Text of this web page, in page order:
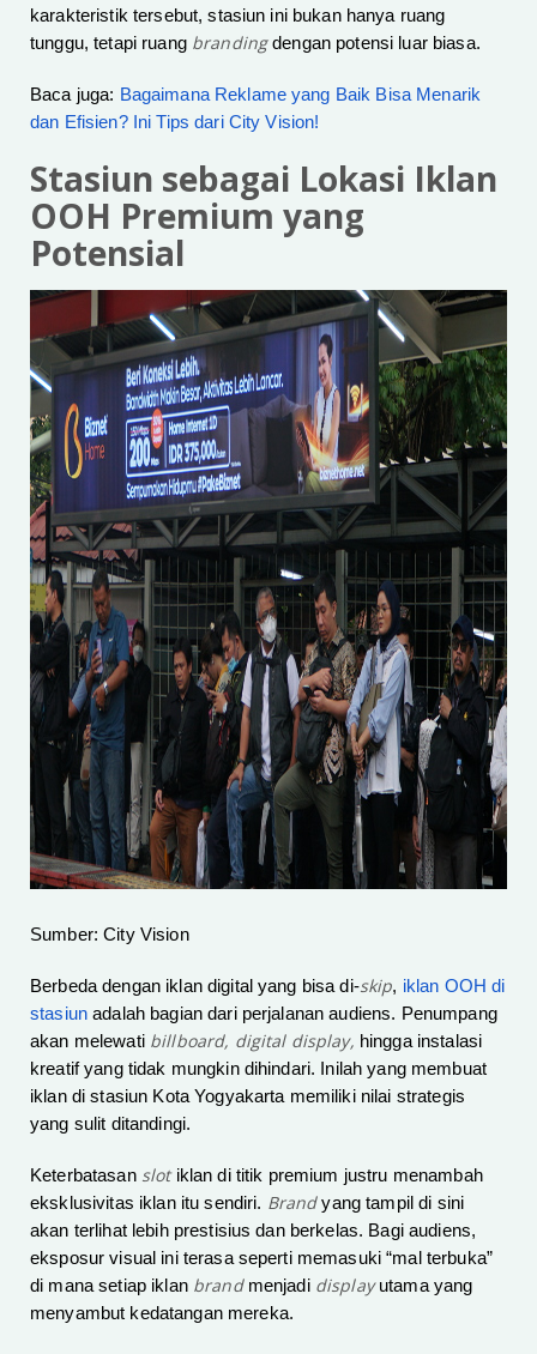
karakteristik tersebut, stasiun ini bukan hanya ruang
tunggu, tetapi ruang brandingdengan potensi luar biasa.
Baca juga: Bagaimana Reklame yang Baik Bisa Menarik
dan Efisien? Ini Tips dari City Vision!
Stasiun sebagai Lokasi Iklan
OOH Premium yang
Potensial
Sumber: City Vision
Berbeda dengan iklan digital yang bisa di-skip, iklan OOH di
stasiunadalah bagian dari perjalanan audiens. Penumpang
akan melewati billboard, digital display, hingga instalasi
kreatif yang tidak mungkin dihindari. Inilah yang membuat
iklan di stasiun Kota Yogyakarta memiliki nilai strategis
yang sulit ditandingi.
Keterbatasanslot iklan di titik premium justru menambah
eksklusivitas iklan itu sendiri. Brandyang tampil di sini
akan terlihat lebih prestisius dan berkelas. Bagi audiens,
eksposur visual ini terasa seperti memasuki “mal terbuka”
di mana setiap iklan brand menjadidisplayutama yang
menyambut kedatangan mereka.